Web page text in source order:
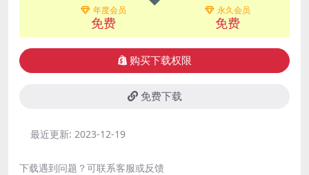
年度会员
免费
永久会员
免费
购买下载权限
免费下载
最近更新: 2023-12-19
下载遇到问题？可联系客服或反馈